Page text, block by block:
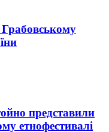
представили
етнофестивалі